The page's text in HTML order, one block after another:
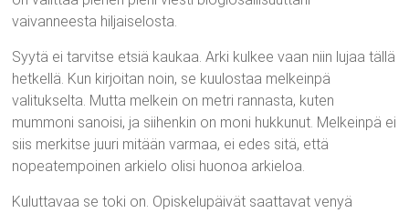
vaivanneesta hiljaiselosta.
Syytä ei tarvitse etsiä kaukaa. Arki kulkee vaan niin lujaa tällä
hetkellä. Kun kirjoitan noin, se kuulostaa melkeinpä
valitukselta. Mutta melkein on metri rannasta, kuten
mummoni sanoisi, ja siihenkin on moni hukkunut. Melkeinpä ei
siis merkitse juuri mitään varmaa, ei edes sitä, että
nopeatempoinen arkielo olisi huonoa arkieloa.
Kuluttavaa se toki on. Opiskelupäivät saattavat venyä